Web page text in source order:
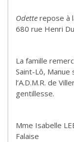
Odette repose à
680 rue Henri
La famille
Saint-Lô,
l’A.D.M.R. de
gentillesse.
Mme Isabelle
Falaise